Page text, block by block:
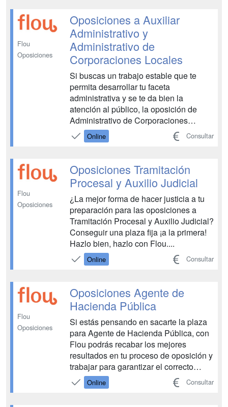
Flou
Oposiciones
Oposiciones a Auxiliar
Administrativo y
Administrativo de
Corporaciones Locales
Si buscas un trabajo estable que te
permita desarrollar tu faceta
administrativa y se te da bien la
atención al público, la oposición de
Administrativo de Corporaciones
Locales te permitirá lograr un puesto fijo
en Ayuntamientos y Diputaciones de
Online Consultar
Flou
Oposiciones
Oposiciones Tramitación
Procesal y Auxilio Judicial
¿La mejor forma de hacer justicia a tu
preparación para las oposiciones a
Tramitación Procesal y Auxilio Judicial?
Conseguir una plaza fija ¡a la primera!
Hazlo bien, hazlo con Flou....
Online Consultar
Flou
Oposiciones
Oposiciones Agente de
Hacienda Pública
Si estás pensando en sacarte la plaza
para Agente de Hacienda Pública, con
Flou podrás recabar los mejores
resultados en tu proceso de oposición y
trabajar para garantizar el correcto
funcionamiento de la Agencia
Tributaria. ¿Empezamos a tramitar tu
Online Consultar